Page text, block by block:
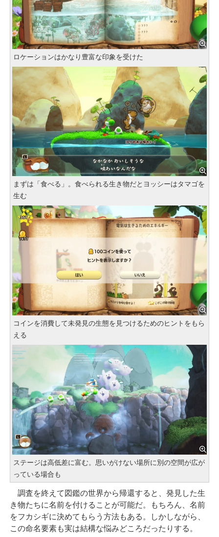
ロケーションはかなり豊富な印象を受けた
まずは「食べる」。食べられる生き物だとヨッシーはタマゴを
生む
コインを消費して未発見の生態を見つけるためのヒントをもら
える
ステージは高低差に富む。思いがけない場所に別の空間が広が
っている場合も
調査を終えて図鑑の世界から帰還すると、発見した生
き物たちに名前を付けることが可能だ。もちろん、名前
をフカシギに決めてもらう方法もある。しかしながら、
この命名要素も実は結構な悩みどころだったりする。